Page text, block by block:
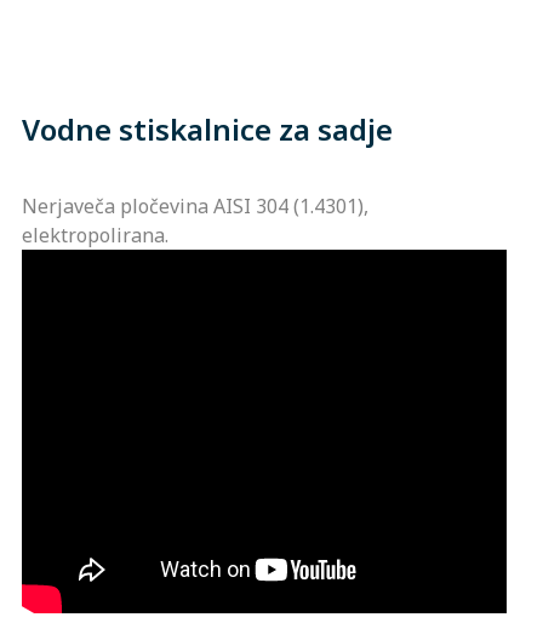
Vodne stiskalnice za sadje
Nerjaveča pločevina AISI 304 (1.4301),
elektropolirana.